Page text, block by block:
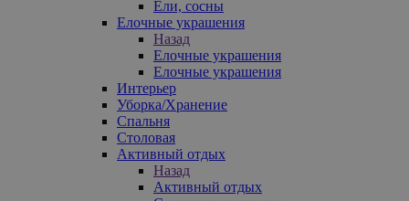
Ели, сосны
Елочные украшения
Назад
Елочные украшения
Елочные украшения
Интерьер
Уборка/Хранение
Спальня
Столовая
Активный отдых
Назад
Активный отдых